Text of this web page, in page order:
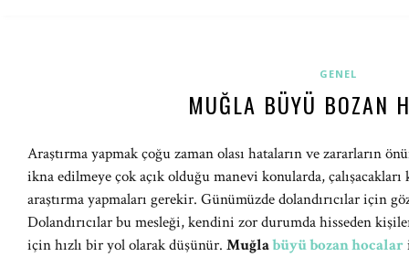
GENEL
MUĞLA BÜYÜ BOZAN
Araştırma yapmak çoğu zaman olası hataların ve zararların
ikna edilmeye çok açık olduğu manevi konularda,
araştırma yapmaları gerekir. Günümüzde dolandırıcılar için
Dolandırıcılar bu mesleği, kendini zor durumda hisseden
için hızlı bir yol olarak düşünür. Muğlabüyü bozan hocalar